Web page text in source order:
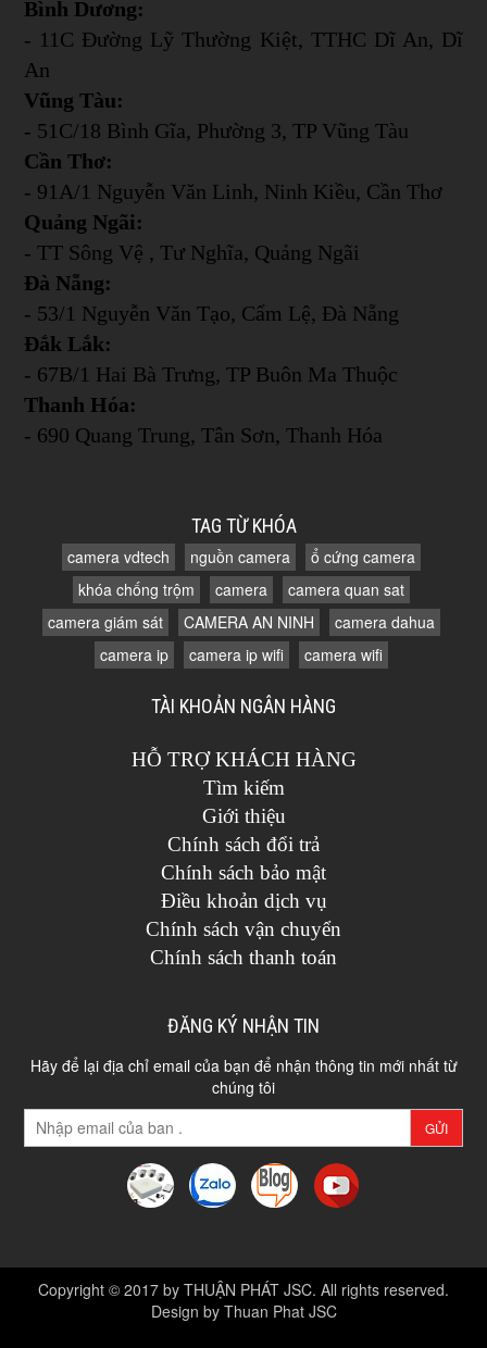
Bình Dương:
- 11C Đường Lỹ Thường Kiệt, TTHC Dĩ An, Dĩ
An
Vũng Tàu:
- 51C/18 Bình Gĩa, Phường 3, TP Vũng Tàu
Cần Thơ:
- 91A/1 Nguyễn Văn Linh, Ninh Kiều, Cần Thơ
Quảng Ngãi:
- TT Sông Vệ , Tư Nghĩa, Quảng Ngãi
Đà Nẵng:
- 53/1 Nguyễn Văn Tạo, Cẩm Lệ, Đà Nẵng
Đắk Lắk:
- 67B/1 Hai Bà Trưng, TP Buôn Ma Thuộc
Thanh Hóa:
- 690 Quang Trung, Tân Sơn, Thanh Hóa
TAG TỪ KHÓA
camera vdtech nguồn camera
ổ cứng camera
khóa chống trộm
camera
camera quan sat
camera giám sát
CAMERA AN NINH
camera dahua
camera ip
camera ip wifi camera wifi
TÀI KHOẢN NGÂN HÀNG
HỖ TRỢ KHÁCH HÀNG
Tìm kiếm
Giới thiệu
Chính sách đổi trả
Chính sách bảo mật
Điều khoản dịch vụ
Chính sách vận chuyển
Chính sách thanh toán
ĐĂNG KÝ NHẬN TIN
Hãy để lại địa chỉ email của bạn để nhận thông tin mới nhất từ
chúng tôi
GỬI
Copyright © 2017 by THUẬN PHÁT JSC. All rights reserved.
Design by Thuan Phat JSC